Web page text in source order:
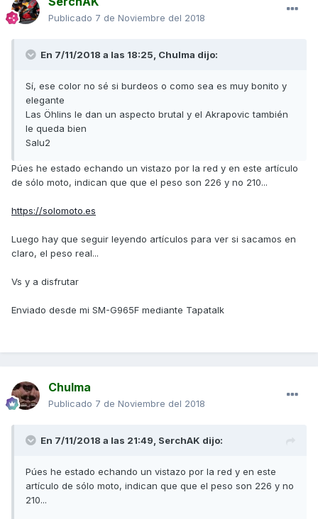
Publicado 7 de Noviembre del 2018
En 7/11/2018 a las 18:25, Chulma dijo:
Sí, ese color no sé si burdeos o como sea es muy bonito y
elegante
Las Öhlins le dan un aspecto brutal y el Akrapovic también
le queda bien
Salu2
Púes he estado echando un vistazo por la red y en este artículo
de sólo moto, indican que que el peso son 226 y no 210...
https://solomoto.es
Luego hay que seguir leyendo artículos para ver si sacamos en
claro, el peso real...
Vs y a disfrutar
Enviado desde mi SM-G965F mediante Tapatalk
Chulma
Publicado 7 de Noviembre del 2018
En 7/11/2018 a las 21:49, SerchAK dijo:
Púes he estado echando un vistazo por la red y en este
artículo de sólo moto, indican que que el peso son 226 y no
210...